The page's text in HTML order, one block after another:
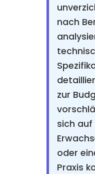
nach
zur
sich auf
oder
Praxis